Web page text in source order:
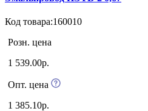
Код товара:160010
Розн. цена
1 539.00р.
Опт. цена
1 385.10р.